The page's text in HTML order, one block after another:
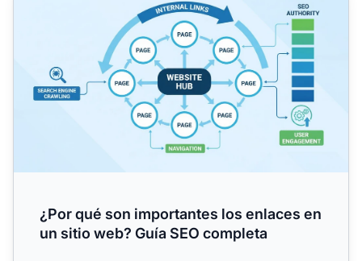
¿Por qué son importantes los enlaces en
un sitio web? Guía SEO completa